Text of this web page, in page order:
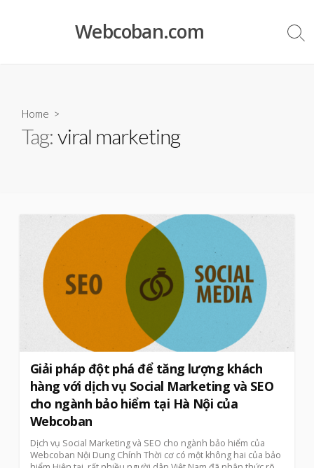
Webcoban.com
Home >
Tag:viral marketing
Giải pháp đột phá để tăng lượng khách
hàng với dịch vụ Social Marketing và SEO
cho ngành bảo hiểm tại Hà Nội của
Webcoban
Dịch vụ Social Marketing và SEO cho ngành bảo hiểm của
Webcoban Nội Dung Chính Thời cơ có một không hai của bảo